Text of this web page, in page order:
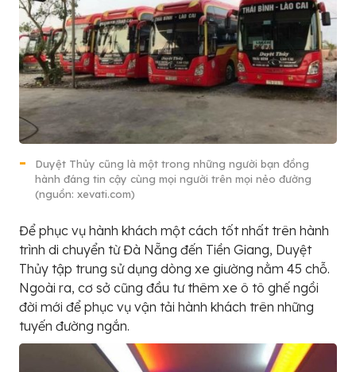
Duyệt Thủy cũng là một trong những người bạn đồng
hành đáng tin cậy cùng mọi người trên mọi nẻo đường
(nguồn: xevati.com)
Để phục vụ hành khách một cách tốt nhất trên hành
trình di chuyển từ Đà Nẵng đến Tiền Giang, Duyệt
Thủy tập trung sử dụng dòng xe giường nằm 45 chỗ.
Ngoài ra, cơ sở cũng đầu tư thêm xe ô tô ghế ngồi
đời mới để phục vụ vận tải hành khách trên những
tuyến đường ngắn.